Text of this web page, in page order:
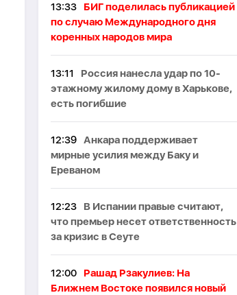
13:33
БИГ поделилась публикацией
по случаю Международного дня
коренных народов мира
13:11
Россия нанесла удар по 10-
этажному жилому дому в Харькове,
есть погибшие
12:39 Анкара поддерживает
мирные усилия между Баку и
Ереваном
12:23
В Испании правые считают,
что премьер несет ответственность
за кризис в Сеуте
12:00
Рашад Рзакулиев: На
Ближнем Востоке появился новый